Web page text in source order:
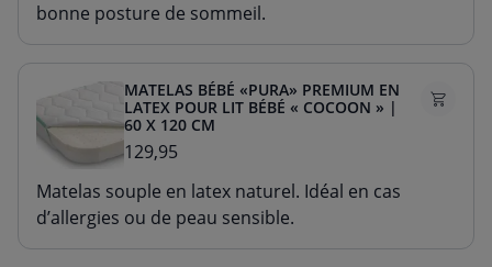
bonne posture de sommeil.
MATELAS BÉBÉ «PURA» PREMIUM EN
LATEX POUR LIT BÉBÉ « COCOON » |
60 X 120 CM
129,95
Matelas souple en latex naturel. Idéal en cas
d’allergies ou de peau sensible.